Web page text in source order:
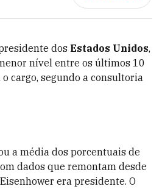
dos Estados Unidos,
nível entre os últimos 10
cargo, segundo a consultoria
a média dos porcentuais de
dados que remontam desde
era presidente. O